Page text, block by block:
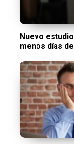
Nuevo
menos días